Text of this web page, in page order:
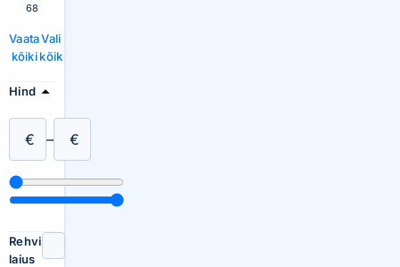
68
Vaata
kõiki
Vali
kõik
Hind
€ – €
Rehvi
laius